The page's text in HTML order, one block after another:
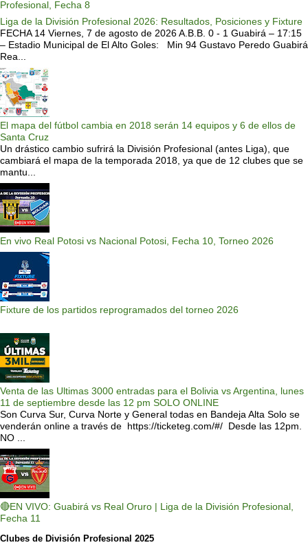
Profesional, Fecha 8
Liga de la División Profesional 2026: Resultados, Posiciones y Fixture
FECHA 14 Viernes, 7 de agosto de 2026 A.B.B. 0 - 1 Guabirá – 17:15
– Estadio Municipal de El Alto Goles: Min 94 Gustavo Peredo Guabirá
Rea...
El mapa del fútbol cambia en 2018 serán 14 equipos y 6 de ellos de
Santa Cruz
Un drástico cambio sufrirá la División Profesional (antes Liga), que
cambiará el mapa de la temporada 2018, ya que de 12 clubes que se
mantu...
En vivo Real Potosi vs Nacional Potosi, Fecha 10, Torneo 2026
Fixture de los partidos reprogramados del torneo 2026
Venta de las Ultimas 3000 entradas para el Bolivia vs Argentina, lunes
11 de septiembre desde las 12 pm SOLO ONLINE
Son Curva Sur, Curva Norte y General todas en Bandeja Alta Solo se
venderán online a través de https://ticketeg.com/#/ Desde las 12pm.
NO ...
🔴EN VIVO: Guabirá vs Real Oruro | Liga de la División Profesional,
Fecha 11
Clubes de División Profesional 2025